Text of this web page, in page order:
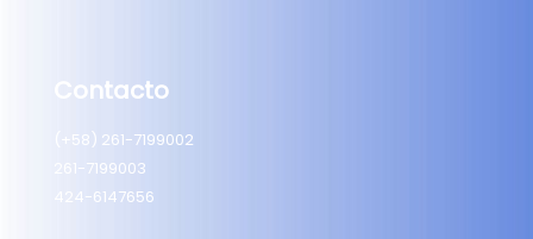
Contacto
(+58) 261-7199002
261-7199003
424-6147656